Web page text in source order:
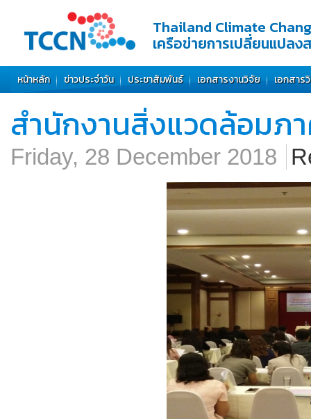
Thailand Climate
เครือข่ายการเปลี่ยนแปลง
หน้าหลัก ข่าวประจำวัน ประชาสัมพันธ์ เอกสารงานวิจัย เอกสาร
สำนักงานสิ่งแวดล้อมภ
Friday, 28 December 2018